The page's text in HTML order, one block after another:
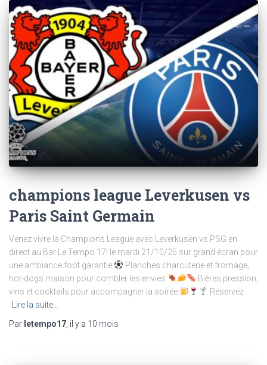
champions league Leverkusen vs
Paris Saint Germain
Venez vivre la Champions League avec Leverkusen vs PSG en
direct au Bar Le Tempo 17! le mardi 21/10/25 sur grand écran pour
une ambiance foot garantie
Planches charcuterie et fromage,
hot-dogs maison pour combler les envies
Bières pression,
vins et cocktails pour accompagner la soirée
Réservez
Lire la suite…
Par letempo17 , il y a 10 mois